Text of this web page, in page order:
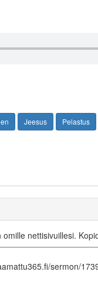
Jeesus Pelastus
nettisivuillesi.